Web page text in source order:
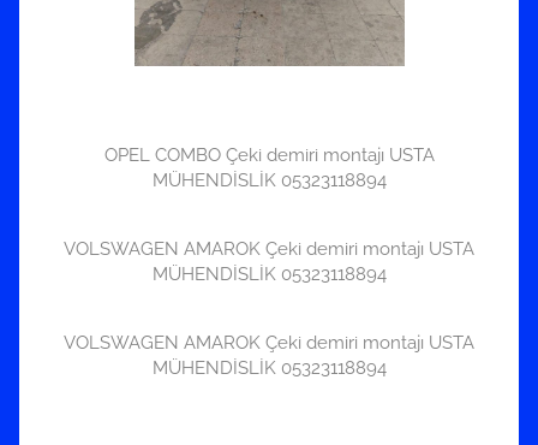
OPEL COMBO Çeki demiri montajı USTA
MÜHENDİSLİK 05323118894
VOLSWAGEN AMAROK Çeki demiri montajı USTA
MÜHENDİSLİK 05323118894
VOLSWAGEN AMAROK Çeki demiri montajı USTA
MÜHENDİSLİK 05323118894